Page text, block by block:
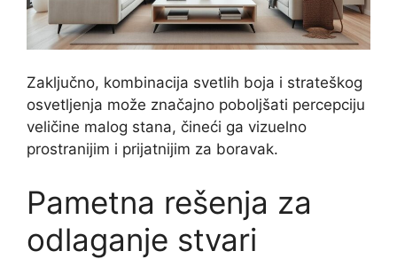
Zaključno, kombinacija svetlih boja i strateškog
osvetljenja može značajno poboljšati percepciju
veličine malog stana, čineći ga vizuelno
prostranijim i prijatnijim za boravak.
Pametna rešenja za
odlaganje stvari